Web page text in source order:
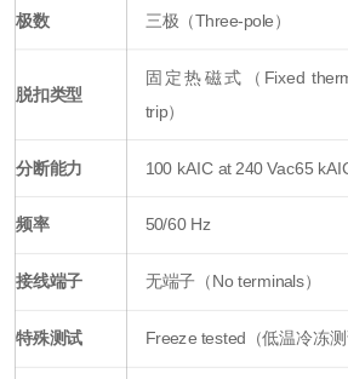
极数 三极（Three-pole）
脱扣类型
固定热磁式（Fixed
trip）
分断能力 100 kAIC at 240 Vac65
频率 50/60 Hz
接线端子 无端子（No terminals）
特殊测试 Freeze tested（低温冷冻测